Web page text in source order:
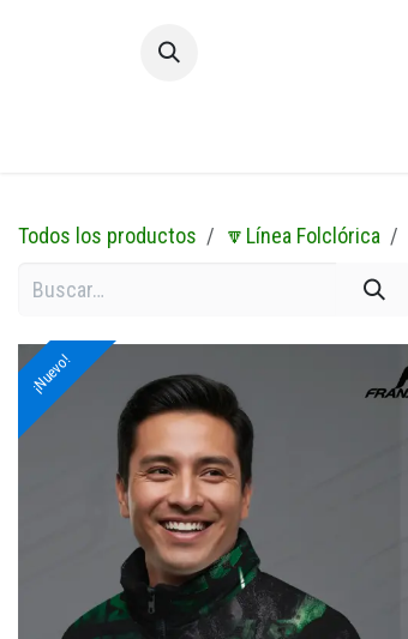
Todos los productos 🔽Línea Folclórica
¡Nuevo!